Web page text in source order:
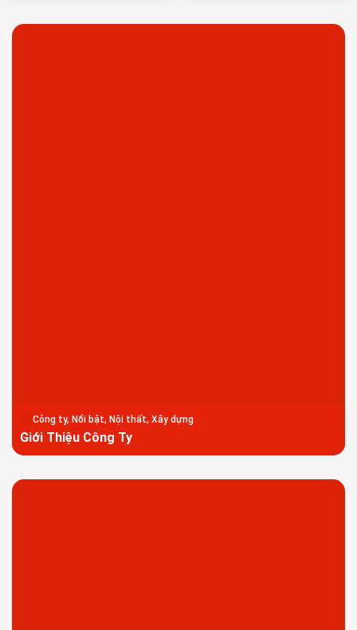
Công ty, Nổi bật, Nội thất, Xây dựng
Giới Thiệu Công Ty